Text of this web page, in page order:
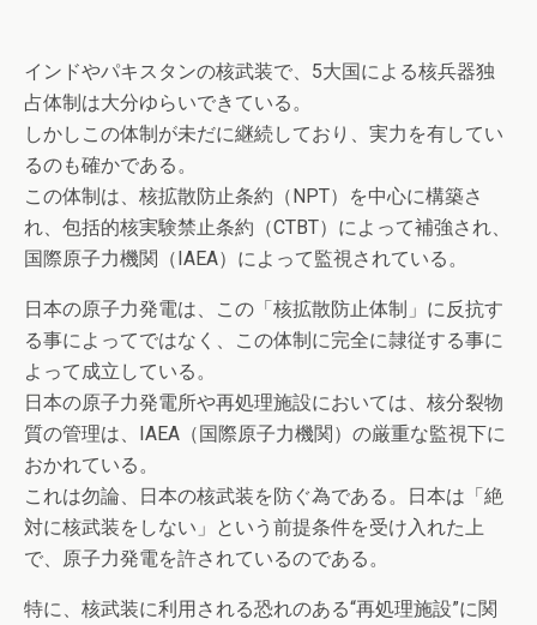
インドやパキスタンの核武装で、5大国による核兵器独
占体制は大分ゆらいできている。
しかしこの体制が未だに継続しており、実力を有してい
るのも確かである。
この体制は、核拡散防止条約（NPT）を中心に構築さ
れ、包括的核実験禁止条約（CTBT）によって補強され、
国際原子力機関（IAEA）によって監視されている。
日本の原子力発電は、この「核拡散防止体制」に反抗す
る事によってではなく、この体制に完全に隷従する事に
よって成立している。
日本の原子力発電所や再処理施設においては、核分裂物
質の管理は、IAEA（国際原子力機関）の厳重な監視下に
おかれている。
これは勿論、日本の核武装を防ぐ為である。日本は「絶
対に核武装をしない」という前提条件を受け入れた上
で、原子力発電を許されているのである。
特に、核武装に利用される恐れのある“再処理施設”に関